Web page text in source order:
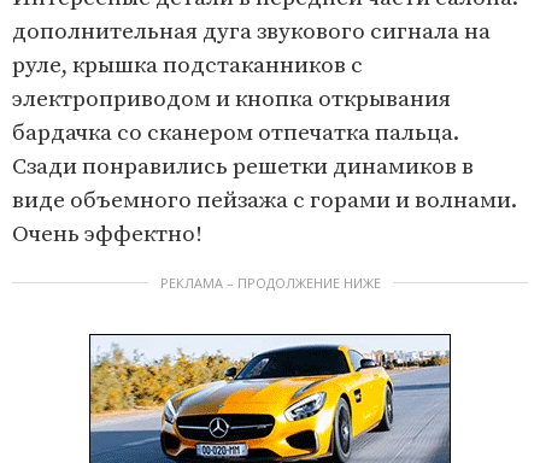
дополнительная дуга звукового сигнала на
руле, крышка подстаканников с
электроприводом и кнопка открывания
бардачка со сканером отпечатка пальца.
Сзади понравились решетки динамиков в
виде объемного пейзажа с горами и волнами.
Очень эффектно!
РЕКЛАМА – ПРОДОЛЖЕНИЕ НИЖЕ